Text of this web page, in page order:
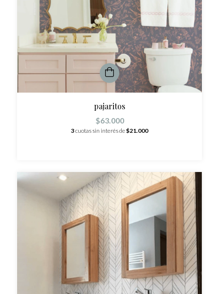
pajaritos
$63.000
3cuotas sin interés de$21.000